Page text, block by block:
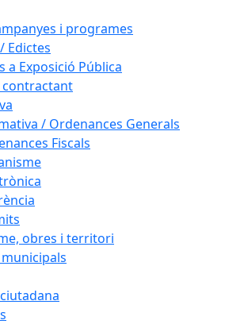
i programes
Edictes
a Exposició Pública
contractant
/ Ordenances Generals
Fiscals
obres i territori